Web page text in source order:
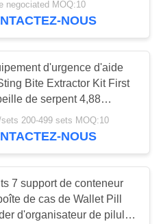
negociated MOQ:10
NOUS
d'urgence d'aide
Bite Extractor Kit First
de serpent 4,88
200-499 sets MOQ:10
NOUS
7 support de conteneur
de cas de Wallet Pill
d'organisateur de pilule